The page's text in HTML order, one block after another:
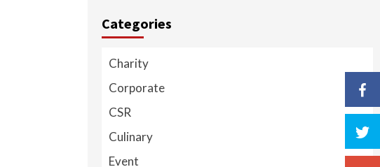
Categories
Charity
Corporate
CSR
Culinary
Event